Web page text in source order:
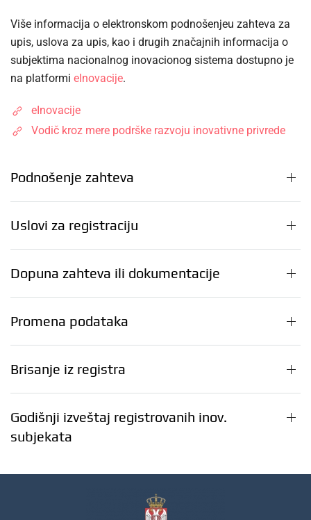
Više informacija o elektronskom podnošenjeu zahteva za
upis, uslova za upis, kao i drugih značajnih informacija o
subjektima nacionalnog inovacionog sistema dostupno je
na platformi eInovacije.
eInovacije
Vodič kroz mere podrške razvoju inovativne privrede
Podnošenje zahteva
Uslovi za registraciju
Dopuna zahteva ili dokumentacije
Promena podataka
Brisanje iz registra
Godišnji izveštaj registrovanih inov.
subjekata